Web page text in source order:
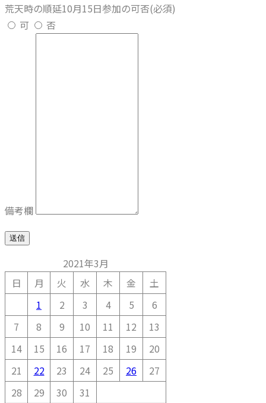
荒天時の順延10月15日参加の可否(必須)
可
否
備考欄
送信
2021年3月
日
月 火 水 木 金
土
1
2 3 4 5
6
7
8 9 10 11 12
13
14
15 16 17 18 19
20
21
22 23 24 25 26
27
28
29 30
31